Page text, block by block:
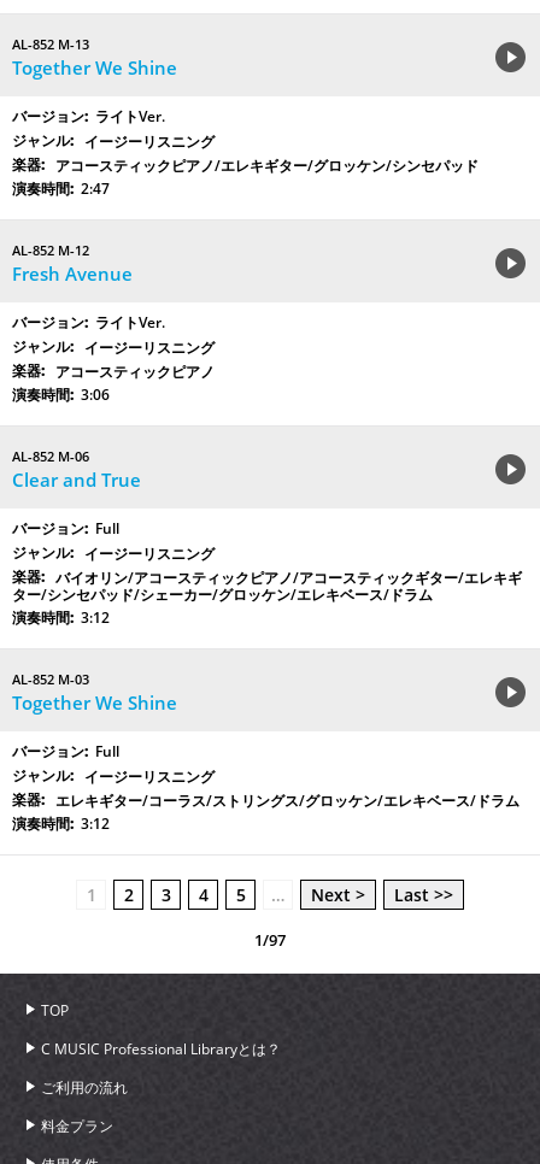
AL-852 M-13
Together We Shine
ライトVer.
イージーリスニング
アコースティックピアノ/エレキギター/グロッケン/シンセパッド
2:47
AL-852 M-12
Fresh Avenue
ライトVer.
イージーリスニング
アコースティックピアノ
3:06
AL-852 M-06
Clear and True
Full
イージーリスニング
バイオリン/アコースティックピアノ/アコースティックギター/エレキギ
ター/シンセパッド/シェーカー/グロッケン/エレキベース/ドラム
3:12
AL-852 M-03
Together We Shine
Full
イージーリスニング
エレキギター/コーラス/ストリングス/グロッケン/エレキベース/ドラム
3:12
1 2 3 4 5 … Next > Last >>
1/97
TOP
C MUSIC Professional Libraryとは？
ご利用の流れ
料金プラン